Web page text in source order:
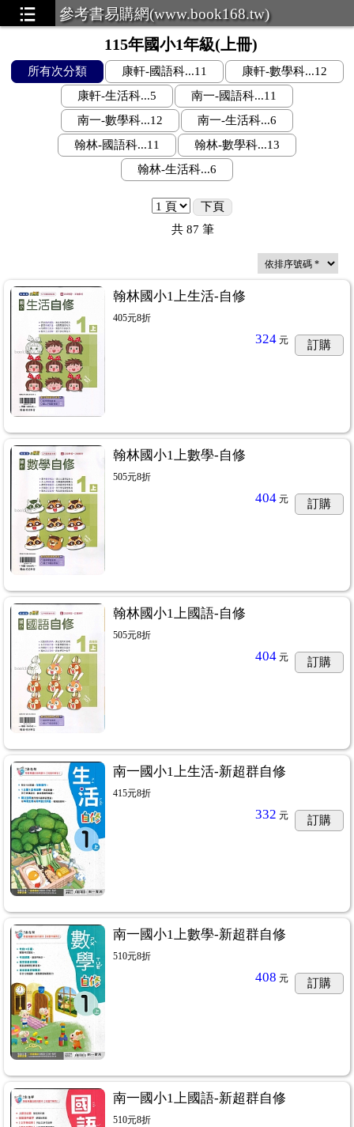
參考書易購網(www.book168.tw)
115年國小1年級(上冊)
所有次分類 康軒-國語科...11
康軒-數學科...12
康軒-生活科...5
南一-國語科...11
南一-數學科...12
南一-生活科...6
翰林-國語科...11
翰林-數學科...13
翰林-生活科...6
下頁
共 87 筆
翰林國小1上生活-自修
405元8折
324 元 訂購
翰林國小1上數學-自修
505元8折
404 元 訂購
翰林國小1上國語-自修
505元8折
404 元 訂購
南一國小1上生活-新超群自修
415元8折
332 元 訂購
南一國小1上數學-新超群自修
510元8折
408 元 訂購
南一國小1上國語-新超群自修
510元8折